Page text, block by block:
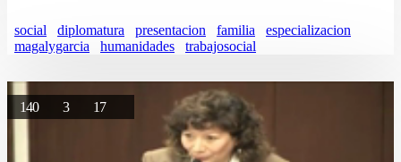
social diplomatura presentacion familia
especializacion
magalygarcia
humanidades trabajosocial
140 3 17